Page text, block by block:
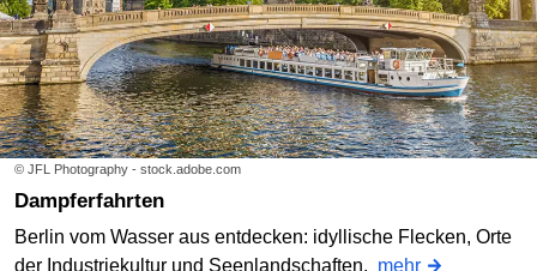
© JFL Photography - stock.adobe.com
Dampferfahrten
Berlin vom Wasser aus entdecken: idyllische Flecken, Orte
der Industriekultur und Seenlandschaften. mehr